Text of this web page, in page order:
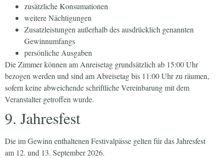
zusätzliche Konsumationen
weitere Nächtigungen
Zusatzleistungen außerhalb des ausdrücklich genannten
Gewinnumfangs
persönliche Ausgaben
Die Zimmer können am Anreisetag grundsätzlich ab 15:00 Uhr
bezogen werden und sind am Abreisetag bis 11:00 Uhr zu räumen,
sofern keine abweichende schriftliche Vereinbarung mit dem
Veranstalter getroffen wurde.
9. Jahresfest
Die im Gewinn enthaltenen Festivalpässe gelten für das Jahresfest
am 12. und 13. September 2026.